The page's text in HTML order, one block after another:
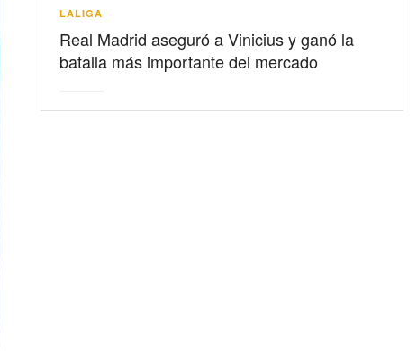
LALIGA
Real Madrid aseguró a Vinicius y ganó la
batalla más importante del mercado